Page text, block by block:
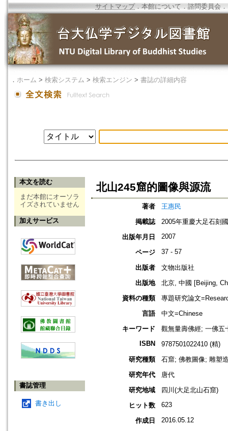
サイトマップ．本館について ． 諮問委員会 ．
． ホーム > 検索システム > 検索エンジン > 書誌の詳細内容
本文を読む
まだ本館にオーソラ
イズされていません
加えサービス
書誌管理
書き出し
北山245窟的圖像與源流
著者
王惠民
掲載誌
2005年重慶大足石刻
出版年月日
2007
ページ 37 - 57
出版者
文物出版社
出版地
北京, 中國 [Beijing,
資料の種類
專題研究論文
言語
中文=Chinese
キーワード
觀無量壽佛經; 一佛五
ISBN
9787501022410 (精)
研究種類
石窟; 佛教圖像; 雕塑
研究年代
唐代
研究地域
四川(大足北山石窟)
ヒット数
623
作成日 2016.05.12